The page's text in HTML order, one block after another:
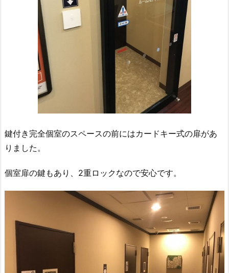
鍵付き完全個室のスペースの前にはカードキー式の扉があ
りました。
個室扉の鍵もあり、2重ロックなので安心です。